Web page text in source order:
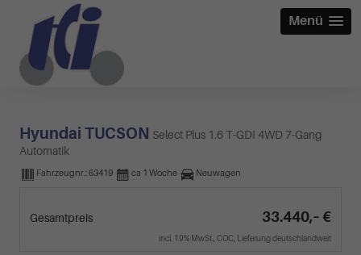
Menü
Hyundai TUCSON Select Plus 1.6 T-GDI 4WD 7-Gang
Automatik
Fahrzeugnr.:63419 ca 1 Woche Neuwagen
Gesamtpreis 33.440,– €
incl. 19% MwSt., COC, Lieferung deutschlandweit